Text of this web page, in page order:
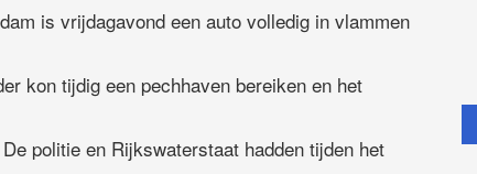
is vrijdagavond een auto volledig in vlammen
kon tijdig een pechhaven bereiken en het
politie en Rijkswaterstaat hadden tijden het